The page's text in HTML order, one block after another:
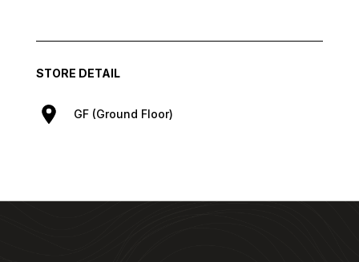
STORE DETAIL
GF (Ground Floor)